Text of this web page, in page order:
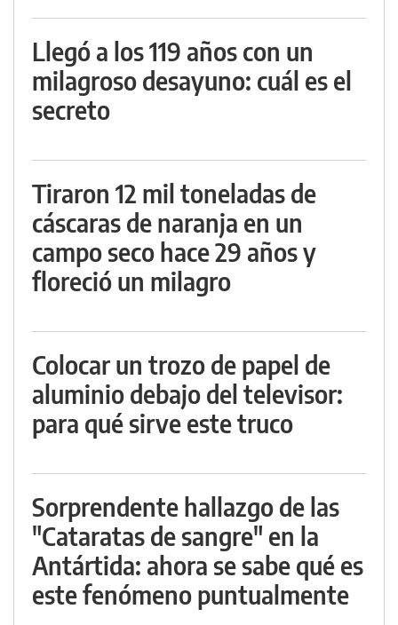
Llegó a los 119 años con un
milagroso desayuno: cuál es el
secreto
Tiraron 12 mil toneladas de
cáscaras de naranja en un
campo seco hace 29 años y
floreció un milagro
Colocar un trozo de papel de
aluminio debajo del televisor:
para qué sirve este truco
Sorprendente hallazgo de las
"Cataratas de sangre" en la
Antártida: ahora se sabe qué es
este fenómeno puntualmente